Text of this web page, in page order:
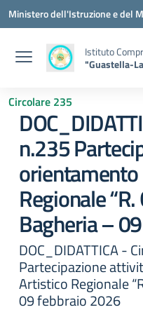
Vai ai contenuti
Vai al menu di navigazione
Vai al footer
Ministero dell'Istruzione e del
Istituto
"Guastella-
Circolare 235
n.235
Regionale
Bagheria –
DOC_DIDATTICA -
Partecipazione
Artistico Regionale
09 febbraio 2026